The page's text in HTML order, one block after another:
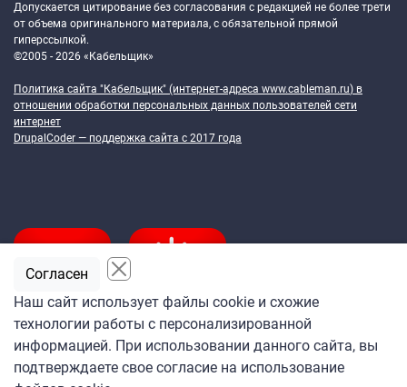
Допускается цитирование без согласования с редакцией не более трети
от объема оригинального материала, с обязательной прямой
гиперссылкой.
©2005 - 2026 «Кабельщик»
Политика сайта "Кабельщик" (интернет-адреса www.cableman.ru) в
отношении обработки персональных данных пользователей сети
интернет
DrupalCoder — поддержка сайта c 2017 года
Подпишитесь
на ежедневную рассылку
«Кабельщика»
Наш сайт использует файлы cookie и схожие
технологии работы с персонализированной
информацией. При использовании данного сайта, вы
подтверждаете свое согласие на использование
Согласен